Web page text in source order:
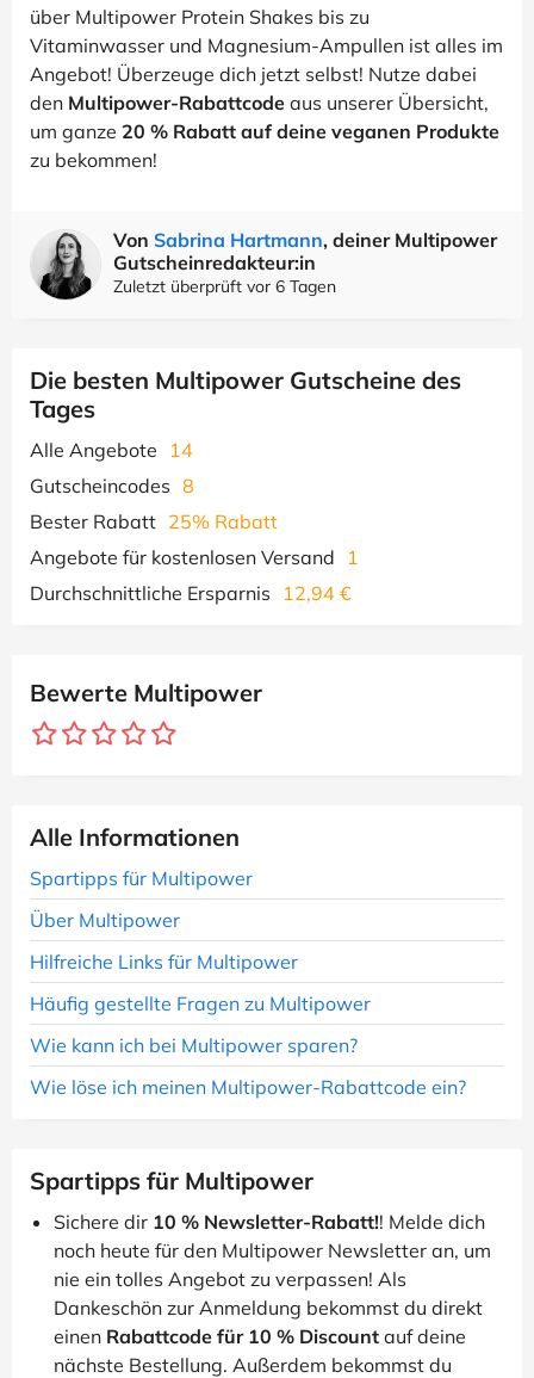
über Multipower Protein Shakes bis zu
Vitaminwasser und Magnesium-Ampullen ist alles im
Angebot! Überzeuge dich jetzt selbst! Nutze dabei
den Multipower-Rabattcode aus unserer Übersicht,
um ganze 20 % Rabatt auf deine veganen Produkte
zu bekommen!
Von Sabrina Hartmann, deiner Multipower
Gutscheinredakteur:in
Zuletzt überprüft vor 6 Tagen
Die besten Multipower Gutscheine des
Tages
Alle Angebote
14
Gutscheincodes 8
Bester Rabatt 25% Rabatt
Angebote für kostenlosen Versand
1
Durchschnittliche Ersparnis
12,94 €
Bewerte Multipower
Alle Informationen
Spartipps für Multipower
Über Multipower
Hilfreiche Links für Multipower
Häufig gestellte Fragen zu Multipower
Wie kann ich bei Multipower sparen?
Wie löse ich meinen Multipower-Rabattcode ein?
Spartipps für Multipower
Sichere dir 10 % Newsletter-Rabatt!! Melde dich
noch heute für den Multipower Newsletter an, um
nie ein tolles Angebot zu verpassen! Als
Dankeschön zur Anmeldung bekommst du direkt
einen Rabattcode für 10 % Discount auf deine
nächste Bestellung. Außerdem bekommst du